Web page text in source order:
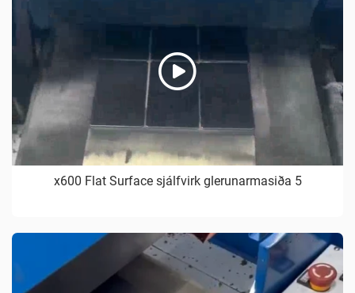
x600 Flat Surface sjálfvirk glerunarmasiða 5